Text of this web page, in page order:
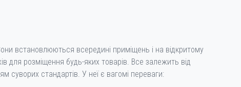
встановлюються всередині приміщень і на відкритому
для розміщення будь-яких товарів. Все залежить від
суворих стандартів. У неї є вагомі переваги: